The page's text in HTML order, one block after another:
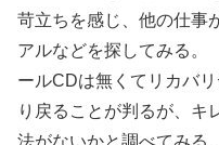
苛立ちを感じ、他の仕事
アルなどを探してみる
ールCDは無くてリカバ
り戻ることが判るが、キ
法がないかと調べてみ